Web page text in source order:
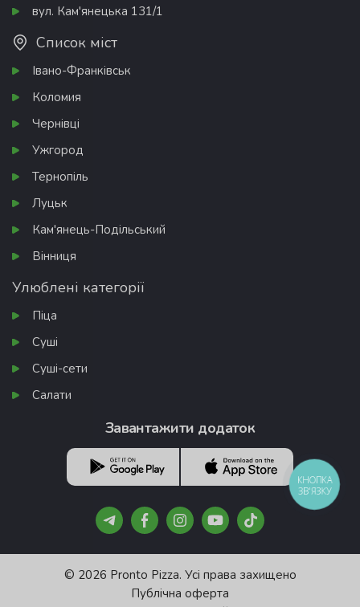
вул. Кам'янецька 131/1
Список міст
Івано-Франківськ
Коломия
Чернівці
Ужгород
Тернопіль
Луцьк
Кам'янець-Подільський
Вінниця
Улюблені категорії
Піца
Суші
Суші-сети
Салати
Завантажити додаток
© 2026 Pronto Pizza. Усі права захищено
Публічна оферта
КНОПКА
ЗВ'ЯЗКУ